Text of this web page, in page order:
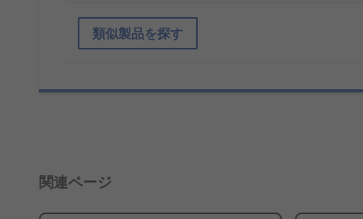
類似製品を探す
関連ページ